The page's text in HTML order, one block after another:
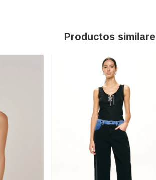
Productos